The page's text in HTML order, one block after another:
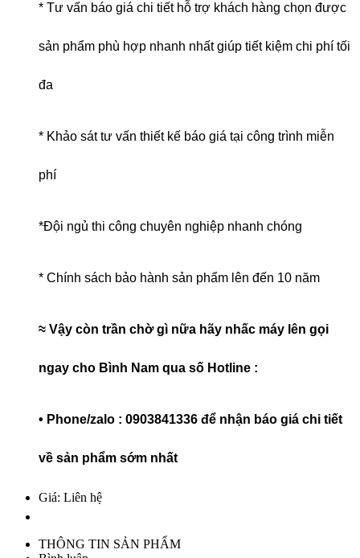
* Tư vấn báo giá chi tiết hỗ trợ khách hàng chọn được
sản phẩm phù hợp nhanh nhất giúp tiết kiệm chi phí tối
đa
* Khảo sát tư vấn thiết kế báo giá tại công trình miễn
phí
*Đội ngủ thi công chuyên nghiệp nhanh chóng
* Chính sách bảo hành sản phẩm lên đến 10 năm
≈ Vậy còn trần chờ gì nữa hãy nhấc máy lên gọi
ngay cho Bình Nam qua số Hotline :
• Phone/zalo : 0903841336 để nhận báo giá chi tiết
về sản phẩm sớm nhất
Giá: Liên hệ
THÔNG TIN SẢN PHẨM